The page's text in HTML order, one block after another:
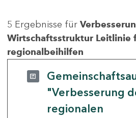
5 Ergebnisse für
Wirtschaftsstruktur Leitlinie
regionalbeihilfen
"Verbesserung
regionalen